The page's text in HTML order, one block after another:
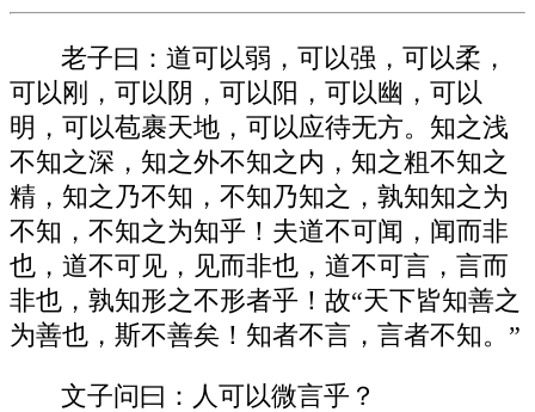
老子曰：道可以弱，可以强，可以柔，
可以刚，可以阴，可以阳，可以幽，可以
明，可以苞裹天地，可以应待无方。知之浅
不知之深，知之外不知之内，知之粗不知之
精，知之乃不知，不知乃知之，孰知知之为
不知，不知之为知乎！夫道不可闻，闻而非
也，道不可见，见而非也，道不可言，言而
非也，孰知形之不形者乎！故“天下皆知善之
为善也，斯不善矣！知者不言，言者不知。”
文子问曰：人可以微言乎？